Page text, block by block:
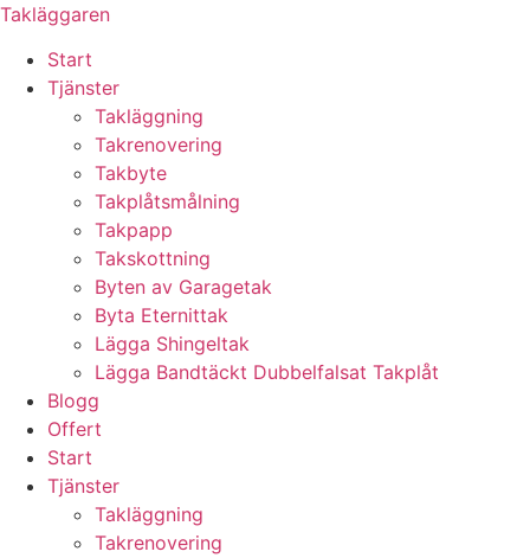
Skip
content
Takläggaren
Start
Tjänster
Takläggning
Takrenovering
Takbyte
Takplåtsmålning
Takpapp
Takskottning
Byten av Garagetak
Byta Eternittak
Lägga Shingeltak
Lägga Bandtäckt Dubbelfalsat Takplåt
Blogg
Offert
Start
Tjänster
Takläggning
Takrenovering